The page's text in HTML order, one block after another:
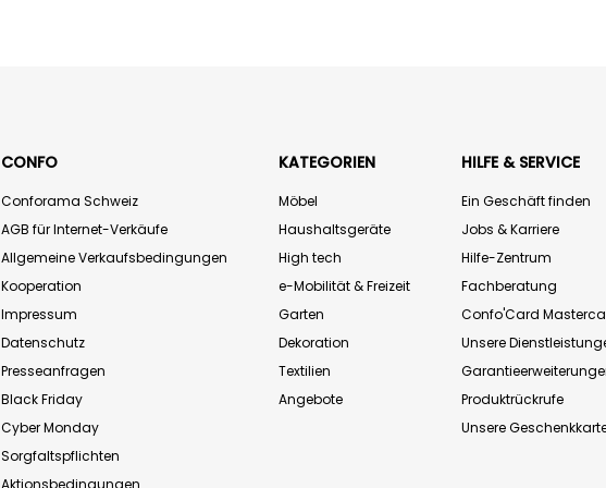
CONFO
Conforama Schweiz
AGB für Internet-Verkäufe
Allgemeine Verkaufsbedingungen
Kooperation
Impressum
Datenschutz
Presseanfragen
Black Friday
Cyber Monday
Sorgfaltspflichten
KATEGORIEN
Möbel
Haushaltsgeräte
High tech
e-Mobilität & Freizeit
Garten
Dekoration
Textilien
Angebote
HILFE & SERVICE
Ein Geschäft finden
Jobs & Karriere
Hilfe-Zentrum
Fachberatung
Confo'Card
Unsere
Produktrückrufe
Unsere